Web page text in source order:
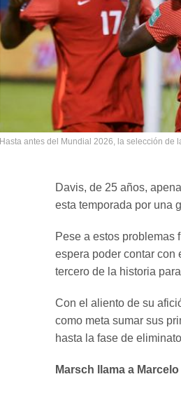
Hasta antes del Mundial 2026, la selección de
Davis, de 25 años,
esta temporada por una
Pese a estos problemas
espera poder contar con
tercero de la historia
Con el aliento de su
como meta sumar sus
hasta la fase de
Marsch llama a